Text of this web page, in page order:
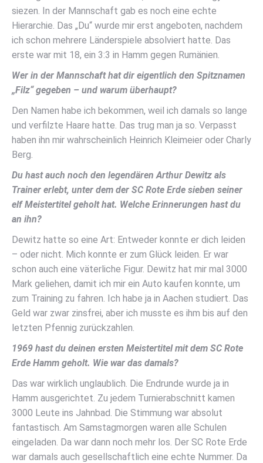
siezen. In der Mannschaft gab es noch eine echte
Hierarchie. Das „Du“ wurde mir erst angeboten, nachdem
ich schon mehrere Länderspiele absolviert hatte. Das
erste war mit 18, ein 3:3 in Hamm gegen Rumänien.
Wer in der Mannschaft hat dir eigentlich den Spitznamen
„Filz“ gegeben – und warum überhaupt?
Den Namen habe ich bekommen, weil ich damals so lange
und verfilzte Haare hatte. Das trug man ja so. Verpasst
haben ihn mir wahrscheinlich Heinrich Kleimeier oder Charly
Berg.
Du hast auch noch den legendären Arthur Dewitz als
Trainer erlebt, unter dem der SC Rote Erde sieben seiner
elf Meistertitel geholt hat. Welche Erinnerungen hast du
an ihn?
Dewitz hatte so eine Art: Entweder konnte er dich leiden
– oder nicht. Mich konnte er zum Glück leiden. Er war
schon auch eine väterliche Figur. Dewitz hat mir mal 3000
Mark geliehen, damit ich mir ein Auto kaufen konnte, um
zum Training zu fahren. Ich habe ja in Aachen studiert. Das
Geld war zwar zinsfrei, aber ich musste es ihm bis auf den
letzten Pfennig zurückzahlen.
1969 hast du deinen ersten Meistertitel mit dem SC Rote
Erde Hamm geholt. Wie war das damals?
Das war wirklich unglaublich. Die Endrunde wurde ja in
Hamm ausgerichtet. Zu jedem Turnierabschnitt kamen
3000 Leute ins Jahnbad. Die Stimmung war absolut
fantastisch. Am Samstagmorgen waren alle Schulen
eingeladen. Da war dann noch mehr los. Der SC Rote Erde
war damals auch gesellschaftlich eine echte Nummer. Da